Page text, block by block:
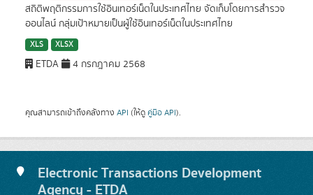
สถิติพฤติกรรมการใช้อินเทอร์เน็ตในประเทศไทย จัดเก็บโดยการสำรวจ
ออนไลน์ กลุ่มเป้าหมายเป็นผู้ใช้อินเทอร์เน็ตในประเทศไทย
XLS XLSX
ETDA 4 กรกฎาคม 2568
คุณสามารถเข้าถึงคลังทาง API (ให้ดู คู่มือ API).
Electronic Transactions Development
Agency - ETDA